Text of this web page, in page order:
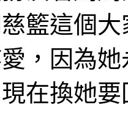
籃這個
，因為
在換她